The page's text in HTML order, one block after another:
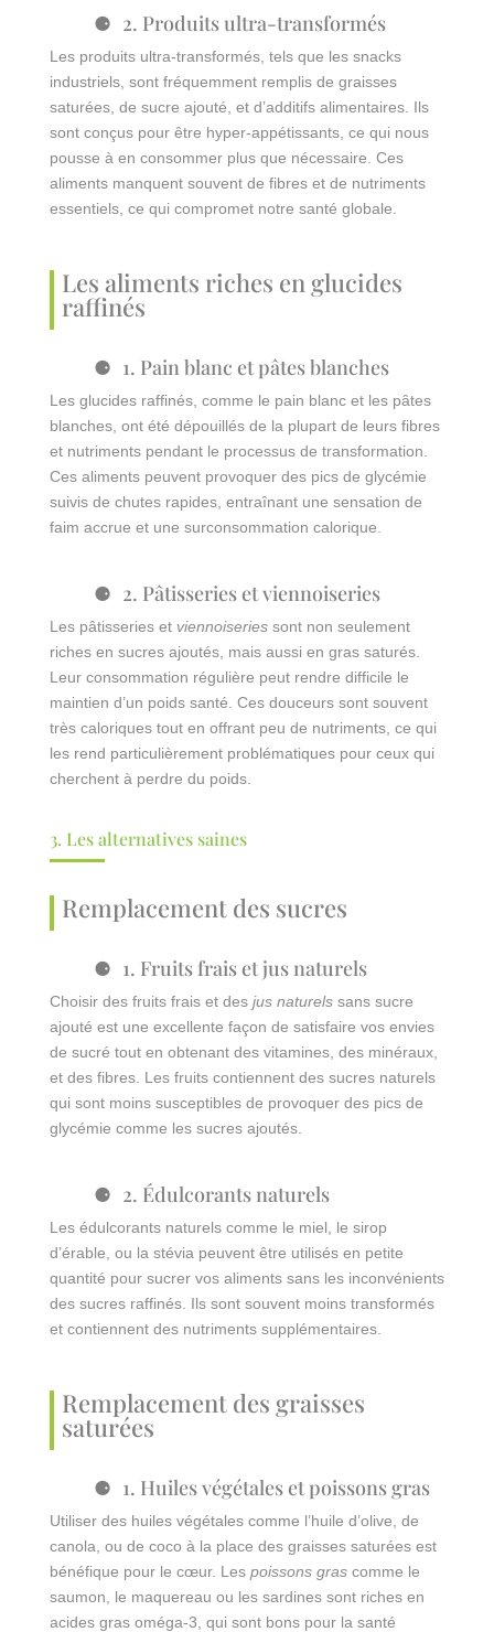
2. Produits ultra-transformés
Les produits ultra-transformés, tels que les snacks
industriels, sont fréquemment remplis de graisses
saturées, de sucre ajouté, et d’additifs alimentaires. Ils
sont conçus pour être hyper-appétissants, ce qui nous
pousse à en consommer plus que nécessaire. Ces
aliments manquent souvent de fibres et de nutriments
essentiels, ce qui compromet notre santé globale.
Les aliments riches en glucides
raffinés
1. Pain blanc et pâtes blanches
Les glucides raffinés, comme le pain blanc et les pâtes
blanches, ont été dépouillés de la plupart de leurs fibres
et nutriments pendant le processus de transformation.
Ces aliments peuvent provoquer des pics de glycémie
suivis de chutes rapides, entraînant une sensation de
faim accrue et une surconsommation calorique.
2. Pâtisseries et viennoiseries
Les pâtisseries et viennoiseriessont non seulement
riches en sucres ajoutés, mais aussi en gras saturés.
Leur consommation régulière peut rendre difficile le
maintien d’un poids santé. Ces douceurs sont souvent
très caloriques tout en offrant peu de nutriments, ce qui
les rend particulièrement problématiques pour ceux qui
cherchent à perdre du poids.
3. Les alternatives saines
Remplacement des sucres
1. Fruits frais et jus naturels
Choisir des fruits frais et des jus naturelssans sucre
ajouté est une excellente façon de satisfaire vos envies
de sucré tout en obtenant des vitamines, des minéraux,
et des fibres. Les fruits contiennent des sucres naturels
qui sont moins susceptibles de provoquer des pics de
glycémie comme les sucres ajoutés.
2. Édulcorants naturels
Les édulcorants naturels comme le miel, le sirop
d’érable, ou la stévia peuvent être utilisés en petite
quantité pour sucrer vos aliments sans les inconvénients
des sucres raffinés. Ils sont souvent moins transformés
et contiennent des nutriments supplémentaires.
Remplacement des graisses
saturées
1. Huiles végétales et poissons gras
Utiliser des huiles végétales comme l’huile d’olive, de
canola, ou de coco à la place des graisses saturées est
bénéfique pour le cœur. Les poissons grascomme le
saumon, le maquereau ou les sardines sont riches en
acides gras oméga-3, qui sont bons pour la santé